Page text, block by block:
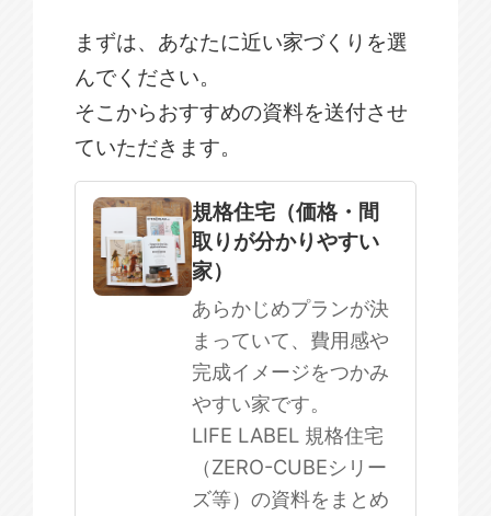
まずは、あなたに近い家づくりを選
んでください。
そこからおすすめの資料を送付させ
ていただきます。
規格住宅
注文住宅
SOWOOD
まだ何も決まっていない
規格住宅（価格・間
取りが分かりやすい
家）
あらかじめプランが決
まっていて、費用感や
完成イメージをつかみ
やすい家です。
LIFE LABEL 規格住宅
（ZERO-CUBEシリー
ズ等）の資料をまとめ